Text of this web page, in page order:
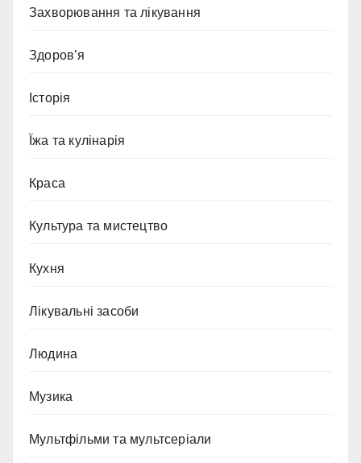
Захворювання та лікування
Здоров’я
Історія
Їжа та кулінарія
Краса
Культура та мистецтво
Кухня
Лікувальні засоби
Людина
Музика
Мультфільми та мультсеріали